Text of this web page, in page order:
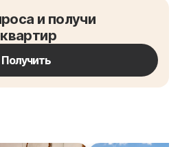
и получи
Получить